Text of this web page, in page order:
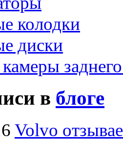
колодки
диски
в блоге
Volvo